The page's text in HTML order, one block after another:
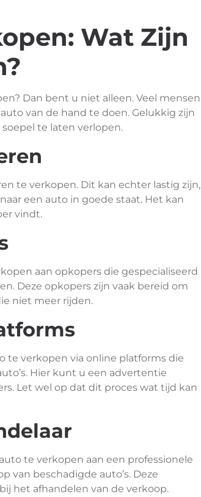
Wat Zijn
Dan bent u niet alleen. Veel mensen
van de hand te doen. Gelukkig zijn
te laten verlopen.
te verkopen. Dit kan echter lastig zijn,
een auto in goede staat. Het kan
vindt.
aan opkopers die gespecialiseerd
Deze opkopers zijn vaak bereid om
niet meer rijden.
te verkopen via online platforms die
Hier kunt u een advertentie
Let wel op dat dit proces wat tijd kan
te verkopen aan een professionele
van beschadigde auto’s. Deze
het afhandelen van de verkoop.